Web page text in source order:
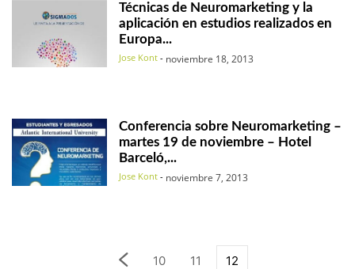
Técnicas de Neuromarketing y la
aplicación en estudios realizados en
Europa...
Jose Kont - noviembre 18, 2013
Conferencia sobre Neuromarketing –
martes 19 de noviembre – Hotel
Barceló,...
Jose Kont - noviembre 7, 2013
10 11 12